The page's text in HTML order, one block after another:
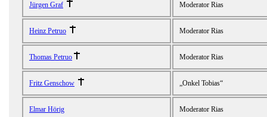
Jürgen Graf Moderator Rias
Heinz Petruo Moderator Rias
Thomas Petruo Moderator Rias
Fritz Genschow „Onkel Tobias“
Elmar Hörig Moderator Rias